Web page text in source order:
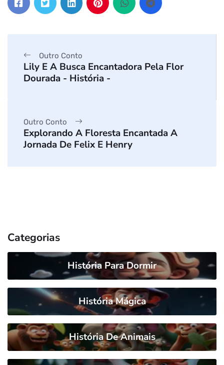
Outro Conto
Lily E A Busca Encantadora Pela Flor
Dourada - História -
Outro Conto
Explorando A Floresta Encantada A
Jornada De Felix E Henry
Categorias
História Para Dormir
História Mágica
História De Animais